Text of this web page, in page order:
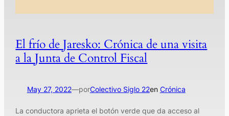
El frío de Jaresko: Crónica de una visita
a la Junta de Control Fiscal
May 27, 2022—porColectivo Siglo 22en Crónica
La conductora aprieta el botón verde que da acceso al